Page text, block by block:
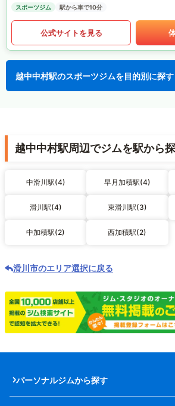
スポーツジム 駅から車で10分
公式サイトを見る
越中中村駅のスポーツジムを目的別に探す
越中中村駅周辺でジムを駅から
中滑川駅(4) 早月加積駅(4)
滑川駅(4) 東滑川駅(3)
中加積駅(2) 西加積駅(2)
滑川市のエリア選択に戻る
パーソナルジムから探す